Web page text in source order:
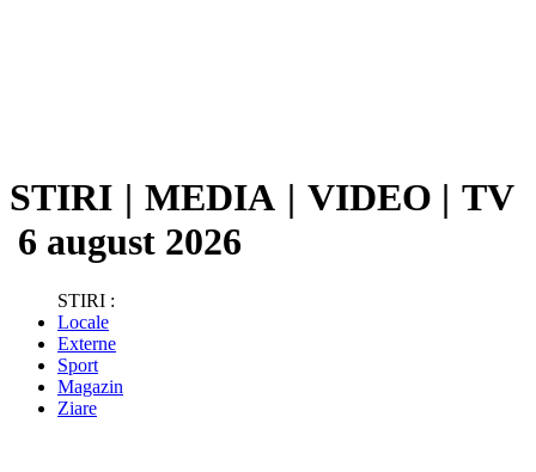
STIRI | MEDIA | VIDEO | TV
6 august 2026
STIRI :
Locale
Externe
Sport
Magazin
Ziare